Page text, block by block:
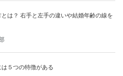
は？ 右手と左手の違いや結婚年齢の線を
５つの特徴がある